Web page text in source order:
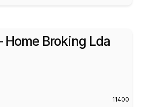
Home Broking Lda
11400